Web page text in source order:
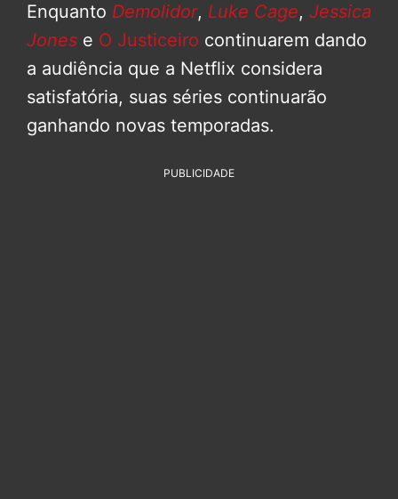
Enquanto Demolidor, Luke Cage, Jessica
Jones e O Justiceiro continuarem dando
a audiência que a Netflix considera
satisfatória, suas séries continuarão
ganhando novas temporadas.
PUBLICIDADE